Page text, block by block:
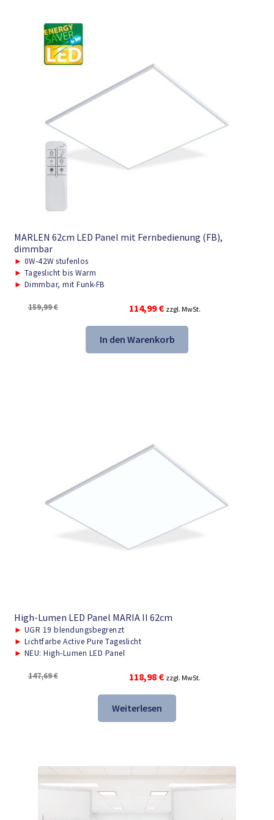
MARLEN 62cm LED Panel mit Fernbedienung (FB),
dimmbar
► 0W-42W stufenlos
► Tageslicht bis Warm
► Dimmbar, mit Funk-FB
159,99€
Ursprünglicher
Preis
war:
159,99 €
114,99€Aktueller
Preis
ist:
114,99 €.
zzgl. MwSt.
In den Warenkorb
High-Lumen LED Panel MARIA II 62cm
► UGR 19 blendungsbegrenzt
► Lichtfarbe Active Pure Tageslicht
► NEU: High-Lumen LED Panel
147,69€
Ursprünglicher
Preis
war:
147,69 €
118,98 €Aktueller
Preis
118,98 €.
zzgl. MwSt.
Weiterlesen